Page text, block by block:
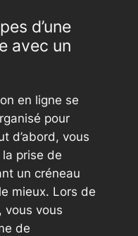
d’une
avec un
en ligne se
pour
d’abord, vous
prise de
un créneau
mieux. Lors de
vous vous
de